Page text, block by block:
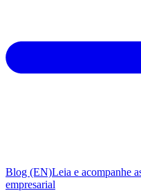
Blog (EN)Leia e acompanhe
empresarial